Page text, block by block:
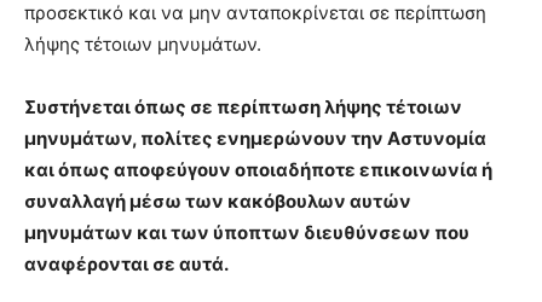
προσεκτικό και να μην ανταποκρίνεται σε περίπτωση
λήψης τέτοιων μηνυμάτων.
Συστήνεται όπως σε περίπτωση λήψης τέτοιων
μηνυμάτων, πολίτες ενημερώνουν την Αστυνομία
και όπως αποφεύγουν οποιαδήποτε επικοινωνία ή
συναλλαγή μέσω των κακόβουλων αυτών
μηνυμάτων και των ύποπτων διευθύνσεων που
αναφέρονται σε αυτά.